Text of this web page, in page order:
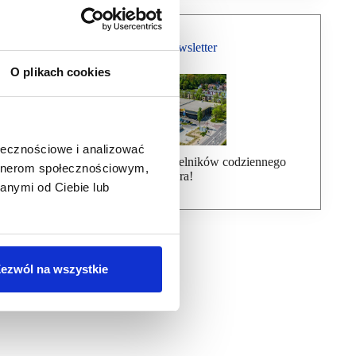
O plikach cookies
i analizować
społecznościowym,
od Ciebie lub
na wszystkie
Bezpłatny Newsletter
Dołącz do ponad 7000 czytelników codziennego
newslettera!